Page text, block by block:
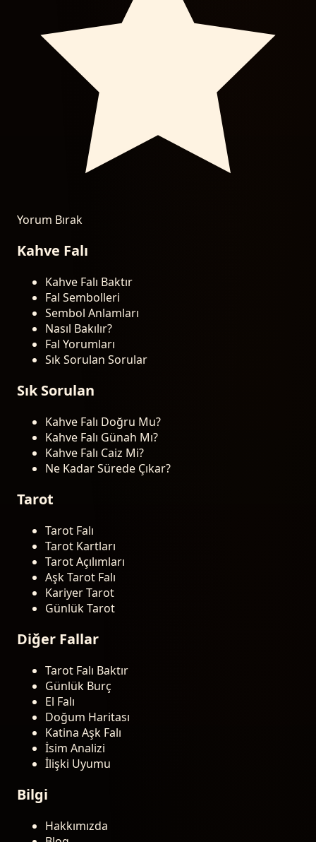
Yorum Bırak
Kahve Falı
Kahve Falı Baktır
Fal Sembolleri
Sembol Anlamları
Nasıl Bakılır?
Fal Yorumları
Sık Sorulan Sorular
Sık Sorulan
Kahve Falı Doğru Mu?
Kahve Falı Günah Mı?
Kahve Falı Caiz Mi?
Ne Kadar Sürede Çıkar?
Tarot
Tarot Falı
Tarot Kartları
Tarot Açılımları
Aşk Tarot Falı
Kariyer Tarot
Günlük Tarot
Diğer Fallar
Tarot Falı Baktır
Günlük Burç
El Falı
Doğum Haritası
Katina Aşk Falı
İsim Analizi
İlişki Uyumu
Bilgi
Hakkımızda